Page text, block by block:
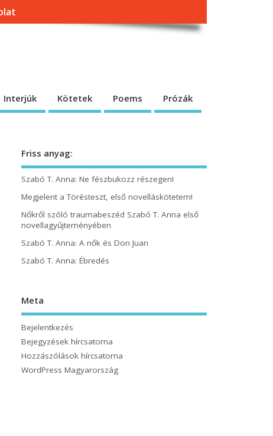
Interjúk Kötetek Poems Prózák
Friss anyag:
Szabó T. Anna: Ne fészbukozz részegen!
Megjelent a Törésteszt, első novelláskötetem!
Nőkről szóló traumabeszéd Szabó T. Anna első
novellagyűjteményében
Szabó T. Anna: A nők és Don Juan
Szabó T. Anna: Ébredés
Meta
Bejelentkezés
Bejegyzések hírcsatorna
Hozzászólások hírcsatorna
WordPress Magyarország